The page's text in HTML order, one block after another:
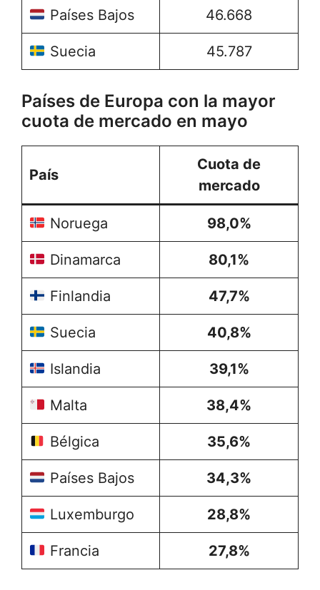
Países Bajos 46.668
Suecia 45.787
Países de Europa con la mayor
cuota de mercado en mayo
País
Cuota de
mercado
Noruega 98,0%
Dinamarca 80,1%
Finlandia 47,7%
Suecia 40,8%
Islandia 39,1%
Malta 38,4%
Bélgica 35,6%
Países Bajos 34,3%
Luxemburgo 28,8%
Francia 27,8%